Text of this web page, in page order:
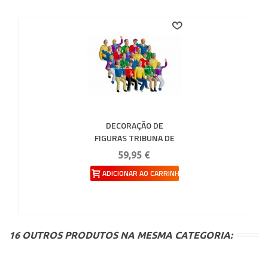
DECORAÇÃO DE
FIGURAS TRIBUNA DE
20 FIGURAS CARRERA
132-124
59,95 €
ADICIONAR AO CARRINHO
16 OUTROS PRODUTOS NA MESMA CATEGORIA: